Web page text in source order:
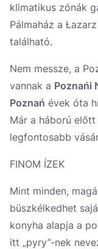
klimatikus zónák
Pálmaház a
található.
Nem messze, a
vannak a Poznańi
Poznań évek óta
Már a háború
legfontosabb
FINOM ÍZEK
Mint minden,
büszkélkedhet
konyha alapja a
itt „pyry”-nek